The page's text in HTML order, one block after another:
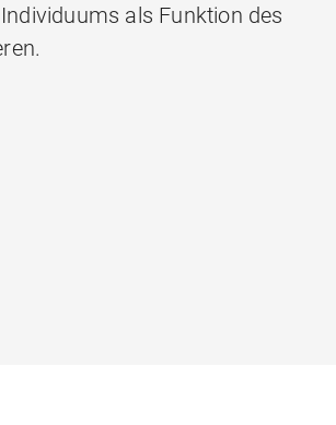
als Funktion des